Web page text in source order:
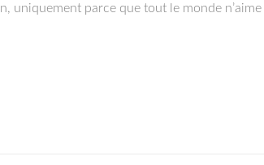
uniquement parce que tout le monde